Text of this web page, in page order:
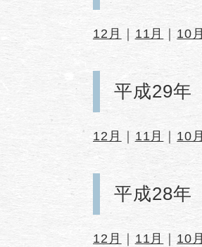
12月 11月 ｜ 10月
平成29年
12月 11月 10月
平成28年
12月 11月 10月